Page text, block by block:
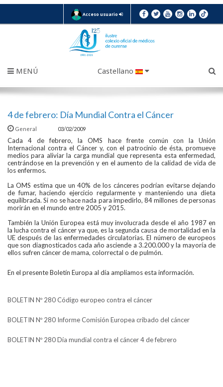
Acceso usuario
MENÚ Castellano
4 de febrero: Día Mundial Contra el Cáncer
General 03/02/2009
Cada 4 de febrero, la OMS hace frente común con la Unión
Internacional contra el Cáncer y, con el patrocinio de ésta, promueve
medios para aliviar la carga mundial que representa esta enfermedad,
centrándose en la prevención y en el aumento de la calidad de vida de
los enfermos.
La OMS estima que un 40% de los cánceres podrían evitarse dejando
de fumar, haciendo ejercicio regularmente y manteniendo una dieta
equilibrada. Si no se hace nada para impedirlo, 84 millones de personas
morirán en el mundo entre 2005 y 2015.
También la Unión Europea está muy involucrada desde el año 1987 en
la lucha contra el cáncer ya que, es la segunda causa de mortalidad en la
UE después de las enfermedades circulatorias. El número de europeos
que son diagnosticados cada año asciende a 3.200.000 y la mayoría de
ellos sufren cáncer de mama, colorrectal o de pulmón.
En el presente Boletín Europa al día ampliamos esta información.
BOLETIN Nº 280 Código europeo contra el cáncer
BOLETIN Nº 280 Informe Comisión Europea cribado del cáncer
BOLETIN Nº 280 Día mundial contra el cáncer 4 de febrero